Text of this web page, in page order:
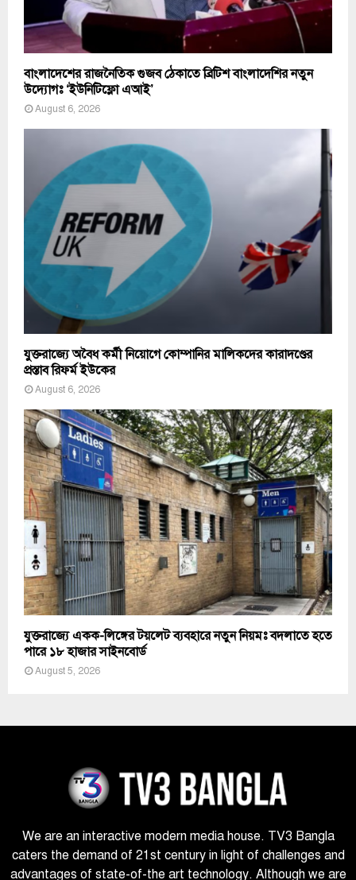
বাংলাদেশের রাজনৈতিক গুজব ঠেকাতে ব্রিটিশ বাংলাদেশির নতুন
উদ্যোগঃ ‘ইউনিটিফ্লো এআই’
August 6, 2026
যুক্তরাজ্যে অবৈধ কর্মী নিয়োগে কোম্পানির মালিকদের কারাদণ্ডের
প্রস্তাব রিফর্ম ইউকের
August 6, 2026
যুক্তরাজ্যে একক-লিঙ্গের টয়লেট ব্যবহারে নতুন নিয়মঃ বদলাতে হতে
পারে ১৮ হাজার সাইনবোর্ড
August 5, 2026
We are an interactive modern media house. TV3 Bangla
caters the demand of 21st century in light of challenges and
advantages of state-of-the art technology. Although we are